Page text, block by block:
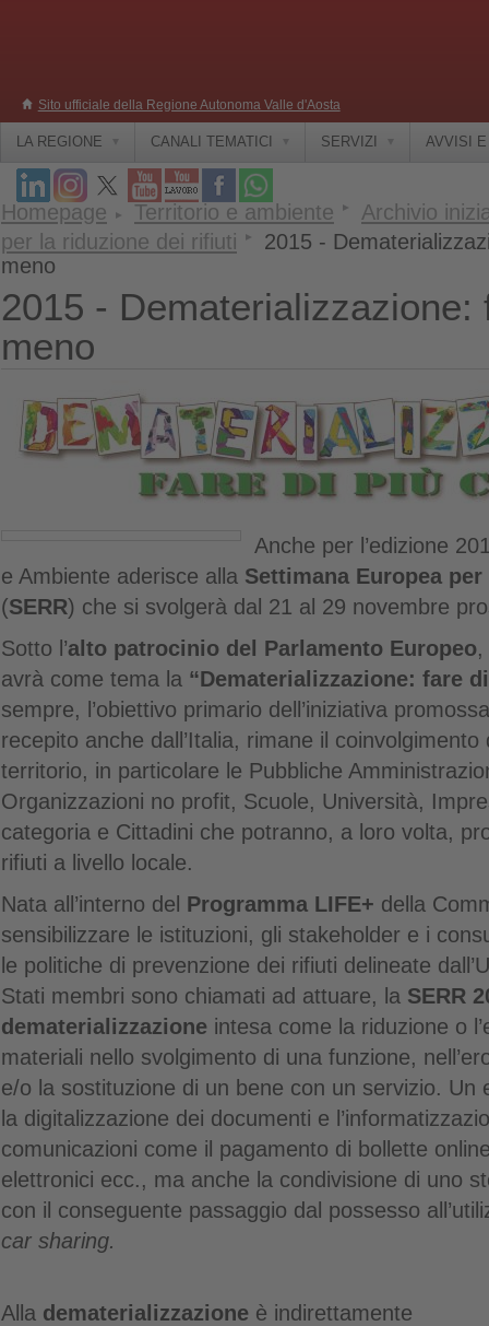
Sito ufficiale della Regione Autonoma Valle d'Aosta
LA REGIONE CANALI TEMATICI SERVIZI AVVISI
Homepage Territorio e ambiente
Archivio
per la riduzione dei rifiuti
2015 -
meno
2015 - Dematerializzazione:
meno
Anche per l’edizione
e Ambiente aderisce alla Settimana Europea
(SERR) che si svolgerà dal 21 al 29 novembre
Sotto l’alto patrocinio del Parlamento Europeo,
avrà come tema la “Dematerializzazione: fare
sempre, l’obiettivo primario dell’iniziativa
recepito anche dall’Italia, rimane il
territorio, in particolare le Pubbliche
Organizzazioni no profit, Scuole, Università,
categoria e Cittadini che potranno, a loro volta,
rifiuti a livello locale.
Nata all’interno del Programma LIFE+ della
sensibilizzare le istituzioni, gli stakeholder e i
le politiche di prevenzione dei rifiuti delineate
Stati membri sono chiamati ad attuare, la SERR
dematerializzazione intesa come la riduzione o
materiali nello svolgimento di una funzione,
e/o la sostituzione di un bene con un servizio. Un
la digitalizzazione dei documenti e
comunicazioni come il pagamento di bollette
elettronici ecc., ma anche la condivisione di uno
con il conseguente passaggio dal possesso
car sharing.
Alla dematerializzazione è indirettamente